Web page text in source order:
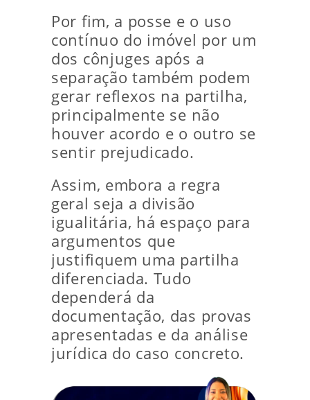
Por fim, a posse e o uso
contínuo do imóvel por um
dos cônjuges após a
separação também podem
gerar reflexos na partilha,
principalmente se não
houver acordo e o outro se
sentir prejudicado.
Assim, embora a regra
geral seja a divisão
igualitária, há espaço para
argumentos que
justifiquem uma partilha
diferenciada. Tudo
dependerá da
documentação, das provas
apresentadas e da análise
jurídica do caso concreto.